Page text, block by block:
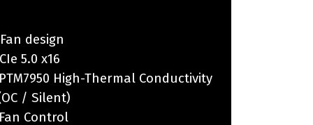
design
5.0 x16
High-Thermal Conductivity
/ Silent)
Control